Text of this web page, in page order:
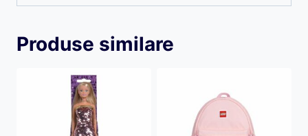
Produse similare